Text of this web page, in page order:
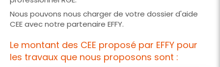
Nous pouvons nous charger de votre dossier d'aide
CEE avec notre partenaire EFFY.
Le montant des CEE proposé par EFFY pour
les travaux que nous proposons sont :